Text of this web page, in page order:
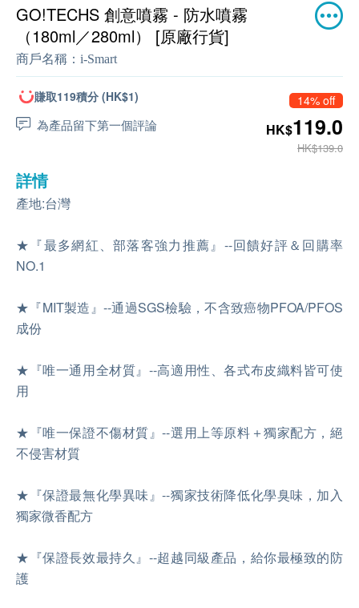
GO!TECHS 創意噴霧 - 防水噴霧
（180ml／280ml） [原廠行貨]
商戶名稱： i-Smart
賺取119積分 (HK$1)
為產品留下第一個評論
14% off
HK$119.0
HK$139.0
詳情
產地:台灣
★『最多網紅、部落客強力推薦』--回饋好評＆回購率
NO.1
★『MIT製造』--通過SGS檢驗，不含致癌物PFOA/PFOS
成份
★『唯一通用全材質』--高適用性、各式布皮織料皆可使
用
★『唯一保證不傷材質』--選用上等原料＋獨家配方，絕
不侵害材質
★『保證最無化學異味』--獨家技術降低化學臭味，加入
獨家微香配方
★『保證長效最持久』--超越同級產品，給你最極致的防
護